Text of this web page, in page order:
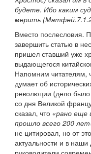
будете. Ибо каким
мерить
Вместо послесловия.
завершить статью в
пришел ставший уже
выдающегося
Напомним читателям,
думает об
революции (дело было
со дня Великой
сказал, что «рано еще
прошло всего 200
не цитировал, но от
актуальности и в